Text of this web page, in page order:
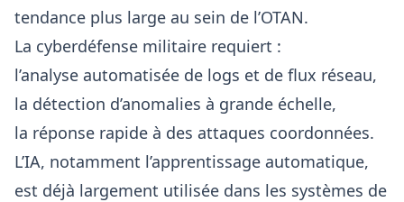
tendance plus large au sein de l’OTAN.
La cyberdéfense militaire requiert :
l’analyse automatisée de logs et de flux réseau,
la détection d’anomalies à grande échelle,
la réponse rapide à des attaques coordonnées.
L’IA, notamment l’apprentissage automatique,
est déjà largement utilisée dans les systèmes de